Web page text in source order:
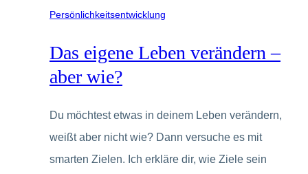
lassen
Persönlichkeitsentwicklung
Das eigene Leben verändern –
aber wie?
Du möchtest etwas in deinem Leben verändern,
weißt aber nicht wie? Dann versuche es mit
smarten Zielen. Ich erkläre dir, wie Ziele sein